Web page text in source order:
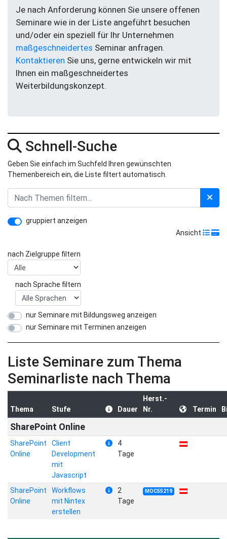
Je nach Anforderung können Sie unsere offenen
Seminare wie in der Liste angeführt besuchen
und/oder ein speziell für Ihr Unternehmen
maßgeschneidertes Seminar anfragen.
Kontaktieren Sie uns, gerne entwickeln wir mit
Ihnen ein maßgeschneidertes
Weiterbildungskonzept.
Schnell-Suche
Geben Sie einfach im Suchfeld Ihren gewünschten
Themenbereich ein, die Liste filtert automatisch.
gruppiert anzeigen
Ansicht
nach Zielgruppe filtern
nach Sprache filtern
nur Seminare mit Bildungsweg anzeigen
nur Seminare mit Terminen anzeigen
Liste Seminare zum Thema
Seminarliste nach Thema
Thema Stufe Dauer
Herst.-
Nr.
Termin
SharePoint Online
SharePoint
Online
Client
Development
mit
Javascript
4
Tage
SharePoint
Online
Workflows
mit Nintex
erstellen
2
Tage
MOC55219